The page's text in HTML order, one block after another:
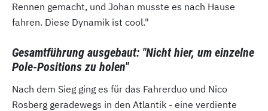
Rennen gemacht, und Johan musste es nach Hause
fahren. Diese Dynamik ist cool."
Gesamtführung ausgebaut: "Nicht hier, um einzelne
Pole-Positions zu holen"
Nach dem Sieg ging es für das Fahrerduo und Nico
Rosberg geradewegs in den Atlantik - eine verdiente